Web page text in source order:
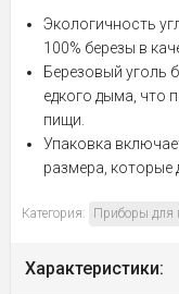
Экологичность
100% березы в
Березовый уголь
едкого дыма, что
пищи.
Упаковка
размера, которые
Категория: Приборы для
Характеристики: